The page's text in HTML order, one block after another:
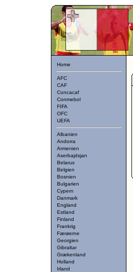
Home
AFC
CAF
Concacaf
Conmebol
FIFA
OFC
UEFA
Albanien
Andorra
Armenien
Aserbajdsjan
Belarus
Belgien
Bosnien
Bulgarien
Cypern
Danmark
England
Estland
Finland
Frankrig
Færøerne
Georgien
Gibraltar
Grækenland
Holland
Irland